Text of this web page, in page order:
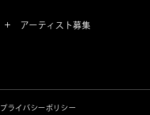
IRマネージメント
アーティスト募集
プライバシーポリシー